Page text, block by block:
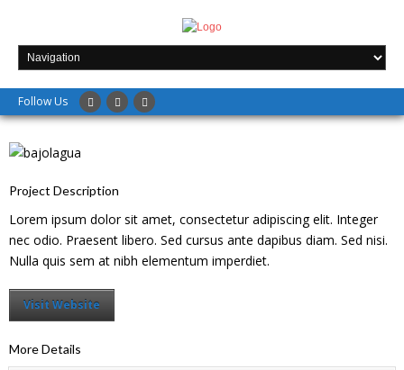
Follow Us
Project Description
Lorem ipsum dolor sit amet, consectetur adipiscing elit. Integer
nec odio. Praesent libero. Sed cursus ante dapibus diam. Sed nisi.
Nulla quis sem at nibh elementum imperdiet.
Visit Website
More Details